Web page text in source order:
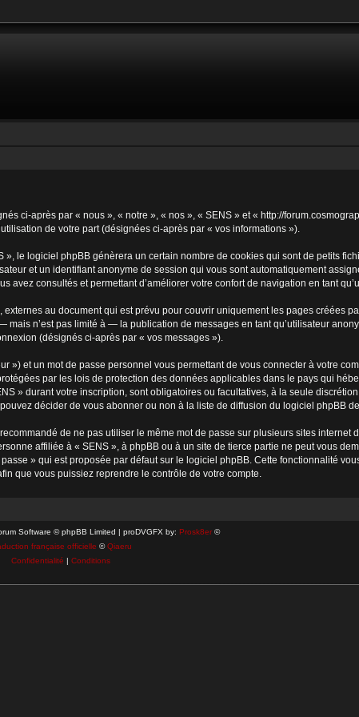
ci-après par « nous », « notre », « nos », « SENS » et « http://
de votre part (désignées ci-après par « vos informations »).
le logiciel phpBB génèrera un certain nombre de cookies qui sont de petits
et un identifiant anonyme de session qui vous sont automatiquement
consultés et permettant d’améliorer votre confort de navigation en tant
au document qui est prévu pour couvrir uniquement les pages créées
n’est pas limité à — la publication de messages en tant qu’utilisateur
(désignés ci-après par « vos messages »).
et un mot de passe personnel vous permettant de vous connecter à votre
par les lois de protection des données applicables dans le pays qui
» durant votre inscription, sont obligatoires ou facultatives, à la seule
décider de vous abonner ou non à la liste de diffusion du logiciel phpBB
de ne pas utiliser le même mot de passe sur plusieurs sites internet
affiliée à « SENS », à phpBB ou à un site de tierce partie ne peut vous
» qui est proposée par défaut sur le logiciel phpBB. Cette fonctionnalité
que vous puissiez reprendre le contrôle de votre compte.
Software © phpBB Limited | proDVGFX by: Prosk8er©
française officielle ©Qiaeru
Confidentialité | Conditions